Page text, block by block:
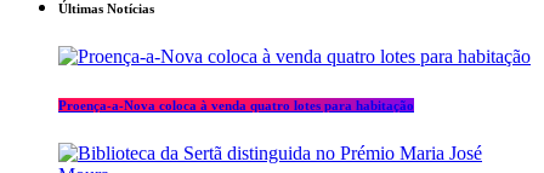
Últimas Notícias
Proença-a-Nova coloca à venda quatro lotes para habitação